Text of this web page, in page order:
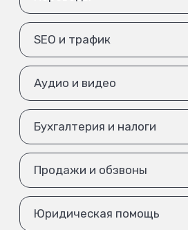
SEO и трафик
Аудио и видео
Бухгалтерия и налоги
Продажи и обзвоны
Юридическая помощь